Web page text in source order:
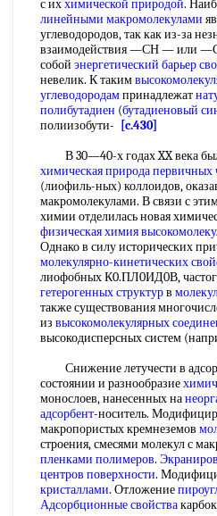
с иххимической природой.
линейными макромолекулами
углеводородов, так как из-за
взаимодействия —СН — или
собой энергетический барьер
невелик. К таким
углеводородампринадлежат
полибутадиен (бутадиеновый
полиизобути-
[c.430]
В 30—40-х годах XX века
химическая природапервичных
(лиофиль-ных) коллоидов,
макромолекулами. В связи с
химии отделилась новая
физическая химия
Однако в силу исторических
молекулярно-кинетических
лиофобных К0.ПЛ0ИД0В,
гетерогенных структурв
также существования
из высокомолекулярных
высокодисперсных систем
Снижение летучести в
состоянии и разнообразие
монослоев, нанесенных на
адсорбент-носитель.
макропористых кремнеземов
строения, смесями молекул с
пленками полимеров.
центров поверхности.
кристаллами. Отложение
Адсорбционные свойства